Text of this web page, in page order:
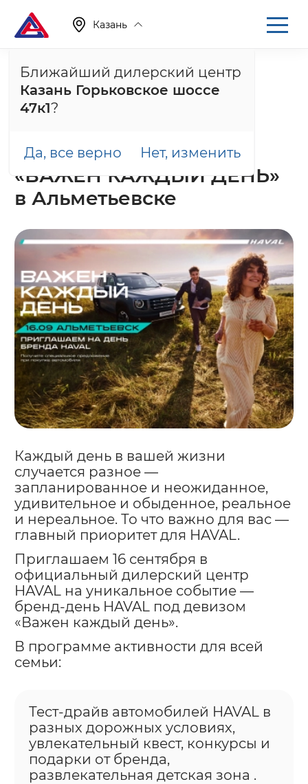
Казань
Ближайший дилерский центр
Казань Горьковское шоссе
47к1?
Да, все верно Нет, изменить
Главная О компании
Новости
БРЕНД-ДЕНЬ HAVAL «ВАЖЕН КАЖДЫЙ ДЕНЬ» в
Альметьевске
7 сентября 2023
БРЕНД-ДЕНЬ HAVAL
«ВАЖЕН КАЖДЫЙ ДЕНЬ»
в Альметьевске
Каждый день в вашей жизни
случается разное —
запланированное и неожиданное,
удивительное и обыденное, реальное
и нереальное. То что важно для вас —
главный приоритет для HAVAL.
Приглашаем 16 сентября в
официальный дилерский центр
HAVAL на уникальное событие —
бренд-день HAVAL под девизом
«Важен каждый день».
В программе активности для всей
семьи:
Тест-драйв автомобилей HAVAL в
разных дорожных условиях,
увлекательный квест, конкурсы и
подарки от бренда,
развлекательная детская зона .